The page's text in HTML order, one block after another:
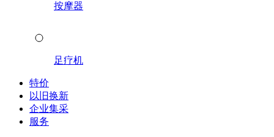
按摩器
足疗机
特价
以旧换新
企业集采
服务